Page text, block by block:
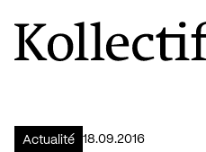
Aller à la page d'accueil
Logo Kollectif
Actualité 18.09.2016